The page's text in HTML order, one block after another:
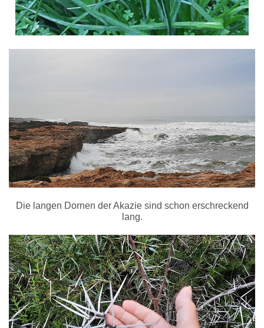
Die langen Dornen der Akazie sind schon erschreckend
lang.